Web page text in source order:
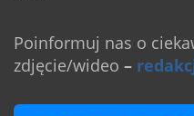
Poinformuj nas o
zdjęcie/wideo –